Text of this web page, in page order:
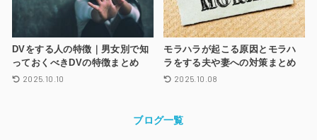
DVをする人の特徴｜男女別で知
っておくべきDVの特徴まとめ
2025.10.10
モラハラが起こる原因とモラハ
ラをする夫や妻への対策まとめ
2025.10.08
ブログ一覧